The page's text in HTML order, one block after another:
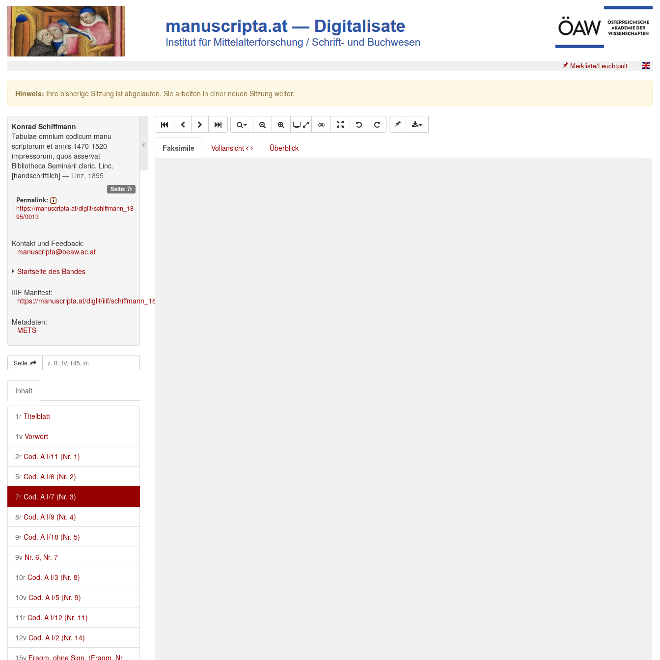
Merkliste/Leuchtpult
Hinweis: Ihre bisherige Sitzung ist abgelaufen. Sie arbeiten in einer neuen Sitzung weiter.
Konrad Schiffmann
Tabulae omnium codicum manu
scriptorum et annis 1470-1520
impressorum, quos asservat
Bibliotheca Seminarii cleric. Linc.
[handschriftlich] — Linz, 1895
Seite: 7r
Permalink:
https://manuscripta.at/diglit/schiffmann_18
95/0013
Kontakt und Feedback:
manuscripta@oeaw.ac.at
Startseite des Bandes
IIIF Manifest:
https://manuscripta.at/diglit/iiif/schiffmann_1895/manifest.json
Metadaten:
METS
Seite
Inhalt
1r Titelblatt
1v Vorwort
2r Cod. A I/11 (Nr. 1)
5r Cod. A I/6 (Nr. 2)
7r Cod. A I/7 (Nr. 3)
8r Cod. A I/9 (Nr. 4)
9r Cod. A I/18 (Nr. 5)
9v Nr. 6, Nr. 7
10r Cod. A I/3 (Nr. 8)
10v Cod. A I/5 (Nr. 9)
11r Cod. A I/12 (Nr. 11)
12v Cod. A I/2 (Nr. 14)
15v Fragm. ohne Sign. (Fragm. Nr.
Faksimile Vollansicht Überblick